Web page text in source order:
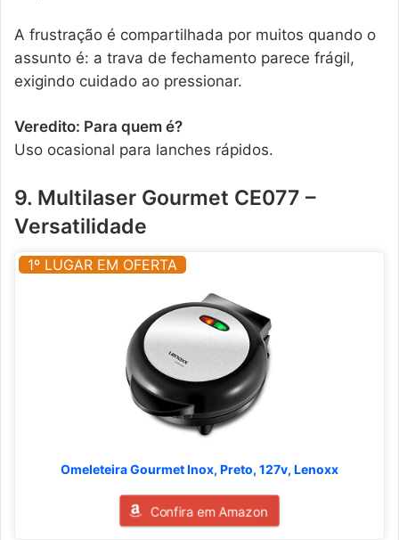
A frustração é compartilhada por muitos quando o
assunto é: a trava de fechamento parece frágil,
exigindo cuidado ao pressionar.
Veredito: Para quem é?
Uso ocasional para lanches rápidos.
9. Multilaser Gourmet CE077 –
Versatilidade
1º LUGAR EM OFERTA
Omeleteira Gourmet Inox, Preto, 127v, Lenoxx
Confira em Amazon